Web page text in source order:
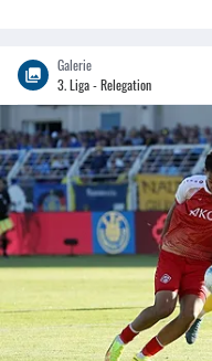
Galerie
3. Liga - Relegation